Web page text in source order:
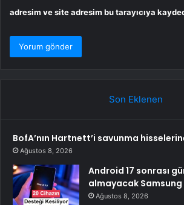
adresim ve site adresim bu tarayıcıya
Son Eklenen
BofA’nın Hartnett’i savunma
Ağustos 8, 2026
Android 17 sonrası
almayacak
Ağustos 8, 2026